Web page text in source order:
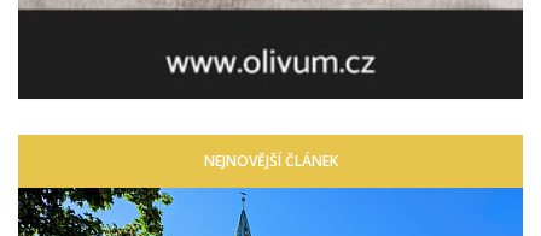
NEJNOVĚJŠÍ ČLÁNEK